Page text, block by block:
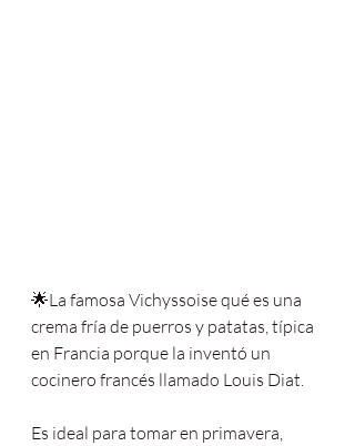
🌟La famosa Vichyssoise qué es una
crema fría de puerros y patatas, típica
en Francia porque la inventó un
cocinero francés llamado Louis Diat.
Es ideal para tomar en primavera,